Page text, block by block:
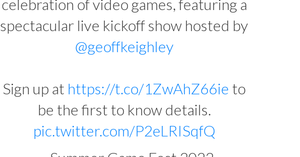
celebration of video games, featuring a
spectacular live kickoff show hosted by
@geoffkeighley
Sign up at https://t.co/1ZwAhZ66ie to
be the first to know details.
pic.twitter.com/P2eLRISqfQ